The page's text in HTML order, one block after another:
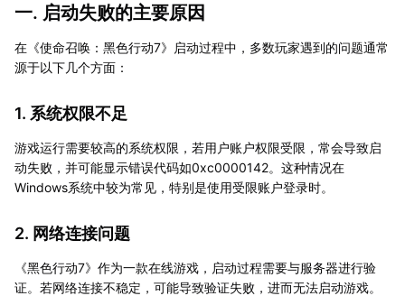
一. 启动失败的主要原因
在《使命召唤：黑色行动7》启动过程中，多数玩家遇到的问题通常
源于以下几个方面：
1. 系统权限不足
游戏运行需要较高的系统权限，若用户账户权限受限，常会导致启
动失败，并可能显示错误代码如0xc0000142。这种情况在
Windows系统中较为常见，特别是使用受限账户登录时。
2. 网络连接问题
《黑色行动7》作为一款在线游戏，启动过程需要与服务器进行验
证。若网络连接不稳定，可能导致验证失败，进而无法启动游戏。